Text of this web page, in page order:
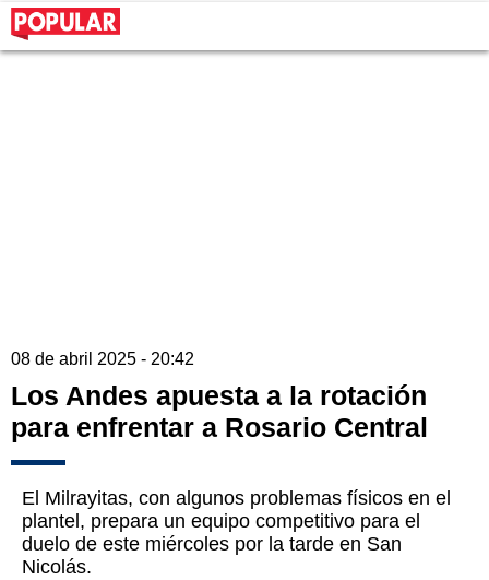
08 de abril 2025 - 20:42
Los Andes apuesta a la rotación
para enfrentar a Rosario Central
El Milrayitas, con algunos problemas físicos en el
plantel, prepara un equipo competitivo para el
duelo de este miércoles por la tarde en San
Nicolás.